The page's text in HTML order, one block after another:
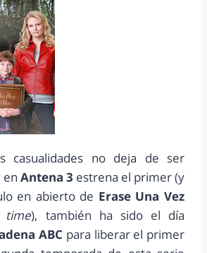
casualidades no deja de ser
en Antena 3 estrena el primer (y
en abierto de Erase Una Vez
time), también ha sido el día
ABC para liberar el primer